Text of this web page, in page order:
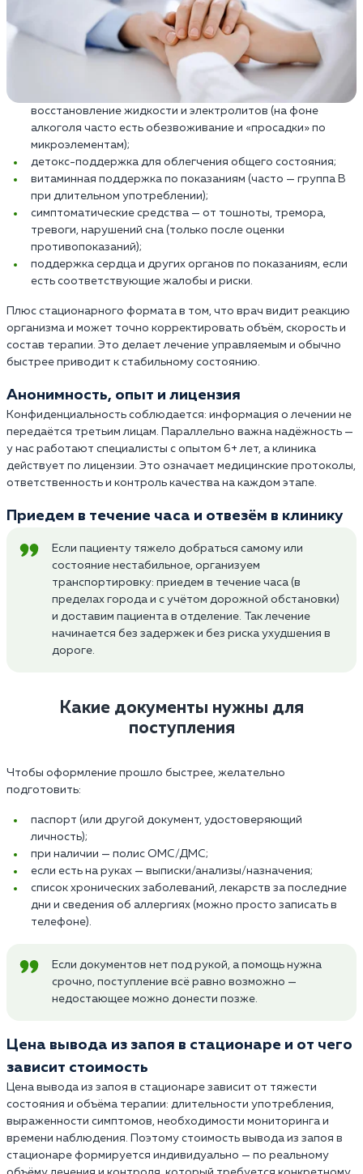
восстановление жидкости и электролитов (на фоне
алкоголя часто есть обезвоживание и «просадки» по
микроэлементам);
детокс-поддержка для облегчения общего состояния;
витаминная поддержка по показаниям (часто — группа B
при длительном употреблении);
симптоматические средства — от тошноты, тремора,
тревоги, нарушений сна (только после оценки
противопоказаний);
поддержка сердца и других органов по показаниям, если
есть соответствующие жалобы и риски.
Плюс стационарного формата в том, что врач видит реакцию
организма и может точно корректировать объём, скорость и
состав терапии. Это делает лечение управляемым и обычно
быстрее приводит к стабильному состоянию.
Анонимность, опыт и лицензия
Конфиденциальность соблюдается: информация о лечении не
передаётся третьим лицам. Параллельно важна надёжность —
у нас работают специалисты с опытом 6+ лет, а клиника
действует по лицензии. Это означает медицинские протоколы,
ответственность и контроль качества на каждом этапе.
Приедем в течение часа и отвезём в клинику
Если пациенту тяжело добраться самому или
состояние нестабильное, организуем
транспортировку: приедем в течение часа (в
пределах города и с учётом дорожной обстановки)
и доставим пациента в отделение. Так лечение
начинается без задержек и без риска ухудшения в
дороге.
Какие документы нужны для
поступления
Чтобы оформление прошло быстрее, желательно
подготовить:
паспорт (или другой документ, удостоверяющий
личность);
при наличии — полис ОМС/ДМС;
если есть на руках — выписки/анализы/назначения;
список хронических заболеваний, лекарств за последние
дни и сведения об аллергиях (можно просто записать в
телефоне).
Если документов нет под рукой, а помощь нужна
срочно, поступление всё равно возможно —
недостающее можно донести позже.
Цена вывода из запоя в стационаре и от чего
зависит стоимость
Цена вывода из запоя в стационаре зависит от тяжести
состояния и объёма терапии: длительности употребления,
выраженности симптомов, необходимости мониторинга и
времени наблюдения. Поэтому стоимость вывода из запоя в
стационаре формируется индивидуально — по реальному